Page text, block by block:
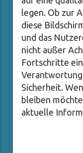
legen. Ob zur
diese
und das
nicht außer
Fortschritte
Sicherheit.
bleiben
aktuelle